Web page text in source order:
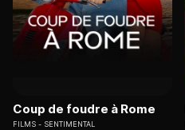
Coup de foudre à Rome
FILMS SENTIMENTAL